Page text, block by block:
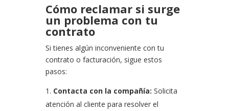
Cómo reclamar si surge
un problema con tu
contrato
Si tienes algún inconveniente con tu
contrato o facturación, sigue estos
pasos:
Contacta con la compañía: Solicita
atención al cliente para resolver el